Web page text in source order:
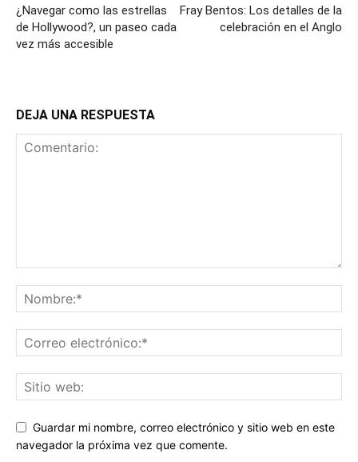
¿Navegar como las estrellas
de Hollywood?, un paseo cada
vez más accesible
Fray Bentos: Los detalles de la
celebración en el Anglo
DEJA UNA RESPUESTA
Guardar mi nombre, correo electrónico y sitio web en este
navegador la próxima vez que comente.